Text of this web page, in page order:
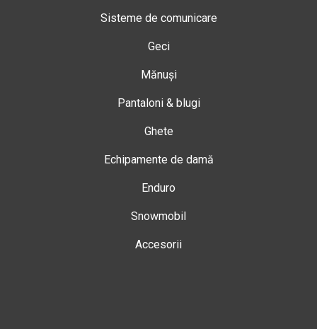
Sisteme de comunicare
Geci
Mănuși
Pantaloni & blugi
Ghete
Echipamente de damă
Enduro
Snowmobil
Accesorii